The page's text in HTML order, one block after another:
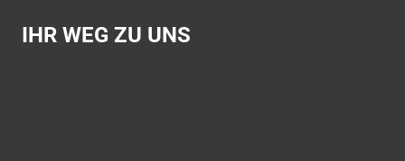
IHR WEG ZU UNS